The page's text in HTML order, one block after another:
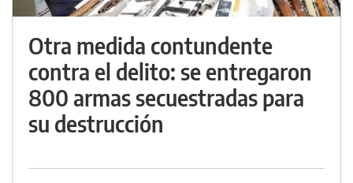
Otra medida contundente
contra el delito: se entregaron
800 armas secuestradas para
su destrucción